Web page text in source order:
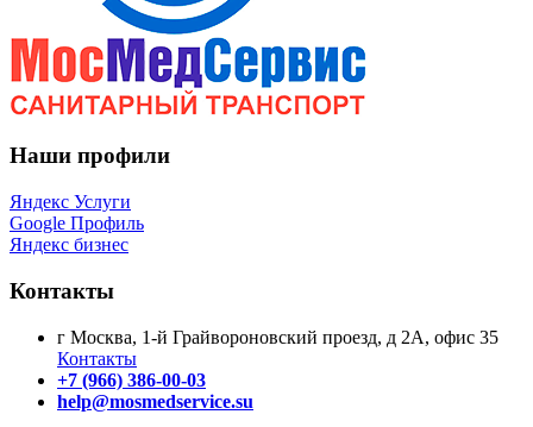
Наши профили
Яндекс Услуги
Google Профиль
Яндекс бизнес
Контакты
г Москва, 1-й Грайвороновский проезд, д 2А, офис 35
Контакты
+7 (966) 386-00-03
help@mosmedservice.su